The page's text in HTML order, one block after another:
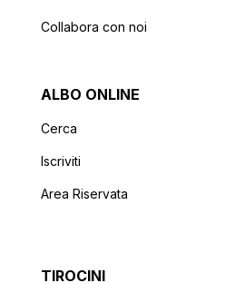
Collabora con noi
ALBO ONLINE
Cerca
Iscriviti
Area Riservata
TIROCINI